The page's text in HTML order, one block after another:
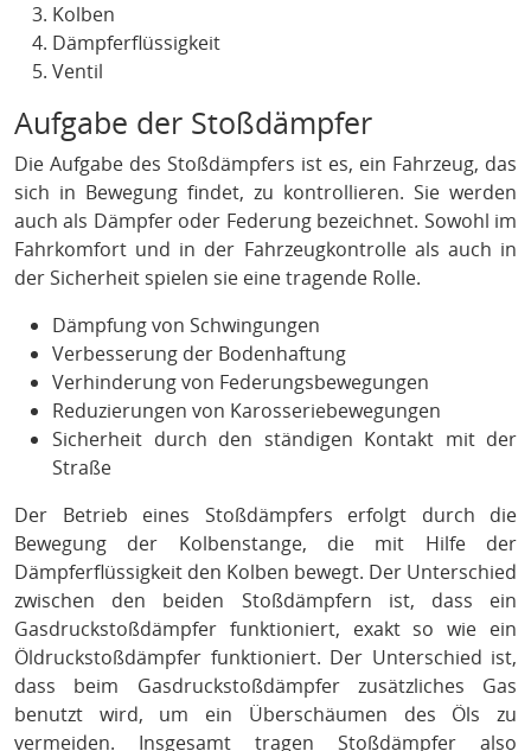
Kolben
Dämpferflüssigkeit
Ventil
Aufgabe der Stoßdämpfer
Die Aufgabe des Stoßdämpfers ist es, ein Fahrzeug, das
sich in Bewegung findet, zu kontrollieren. Sie werden
auch als Dämpfer oder Federung bezeichnet. Sowohl im
Fahrkomfort und in der Fahrzeugkontrolle als auch in
der Sicherheit spielen sie eine tragende Rolle.
Dämpfung von Schwingungen
Verbesserung der Bodenhaftung
Verhinderung von Federungsbewegungen
Reduzierungen von Karosseriebewegungen
Sicherheit durch den ständigen Kontakt mit der
Straße
Der Betrieb eines Stoßdämpfers erfolgt durch die
Bewegung der Kolbenstange, die mit Hilfe der
Dämpferflüssigkeit den Kolben bewegt. Der Unterschied
zwischen den beiden Stoßdämpfern ist, dass ein
Gasdruckstoßdämpfer funktioniert, exakt so wie ein
Öldruckstoßdämpfer funktioniert. Der Unterschied ist,
dass beim Gasdruckstoßdämpfer zusätzliches Gas
benutzt wird, um ein Überschäumen des Öls zu
vermeiden. Insgesamt tragen Stoßdämpfer also